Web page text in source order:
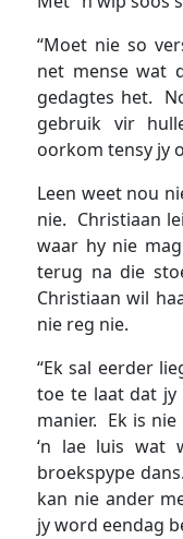
“Moet nie so
net mense wat
gedagtes het.
gebruik vir
oorkom tensy jy
Leen weet nou
nie. Christiaan
waar hy nie
terug na die
Christiaan wil
nie reg nie.
“Ek sal eerder
toe te laat dat jy
manier. Ek is nie
‘n lae luis wat
broekspype
kan nie ander
jy word eendag